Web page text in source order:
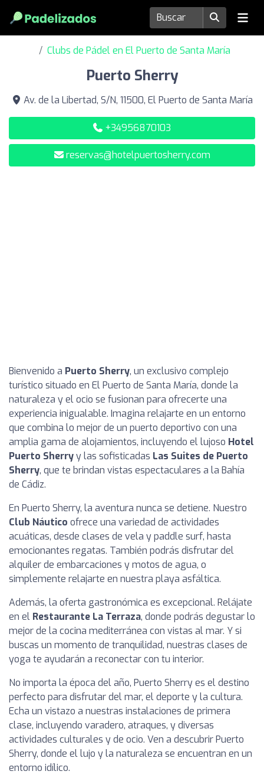
Clubs de Pádel en El Puerto de Santa María
Puerto Sherry
Av. de la Libertad, S/N, 11500, El Puerto de Santa María
+34956870103
reservas@hotelpuertosherry.com
Bienvenido a Puerto Sherry, un exclusivo complejo
turístico situado en El Puerto de Santa María, donde la
naturaleza y el ocio se fusionan para ofrecerte una
experiencia inigualable. Imagina relajarte en un entorno
que combina lo mejor de un puerto deportivo con una
amplia gama de alojamientos, incluyendo el lujoso Hotel
Puerto Sherryy las sofisticadas Las Suites de Puerto
Sherry, que te brindan vistas espectaculares a la Bahía
de Cádiz.
En Puerto Sherry, la aventura nunca se detiene. Nuestro
Club Náutico ofrece una variedad de actividades
acuáticas, desde clases de vela y paddle surf, hasta
emocionantes regatas. También podrás disfrutar del
alquiler de embarcaciones y motos de agua, o
simplemente relajarte en nuestra playa asfáltica.
Además, la oferta gastronómica es excepcional. Relájate
en el Restaurante La Terraza, donde podrás degustar lo
mejor de la cocina mediterránea con vistas al mar. Y si
buscas un momento de tranquilidad, nuestras clases de
yoga te ayudarán a reconectar con tu interior.
No importa la época del año, Puerto Sherry es el destino
perfecto para disfrutar del mar, el deporte y la cultura.
Echa un vistazo a nuestras instalaciones de primera
clase, incluyendo varadero, atraques, y diversas
actividades culturales y de ocio. Ven a descubrir Puerto
Sherry, donde el lujo y la naturaleza se encuentran en un
entorno idílico.